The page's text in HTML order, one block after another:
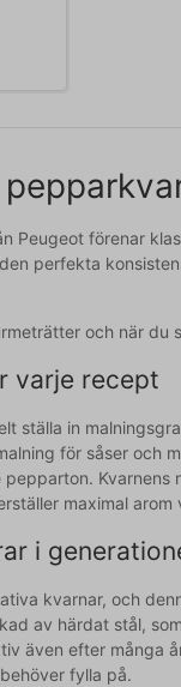
Peugeot förenar
perfekta
och när
varje recept
ställa in
för såser och
maximal arom
i
kvarnar, och
av härdat stål,
även efter många
fylla på.